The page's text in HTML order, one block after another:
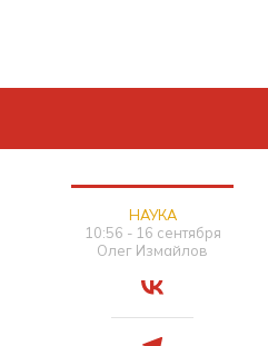
НАУКА
10:56 - 16 сентября
Олег Измайлов